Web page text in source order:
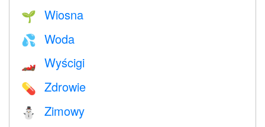
🌱 Wiosna
💦 Woda
🏎 Wyścigi
💊 Zdrowie
⛄ Zimowy